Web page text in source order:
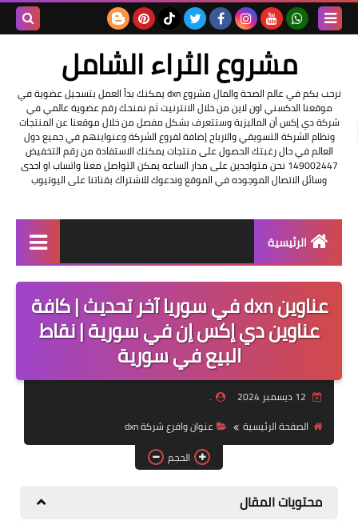
مشروع الثراء الشامل
نرحب بكم في عالم الصحة والمال مشروع dxn يمكنك بدأ العمل بتسجيل عضوية في
موقعنا الدكسني اون لاين من خلال الانترنيت ثم نمنحك رقم عضوية عالمي في
شركة دي إكس أن الماليزية وستتعرف بشكل مفصل من خلال موقعنا عن المنتجات
ونظام الشركة التسويقي والارباح إضافة لفروع الشركة وعنواينهم في جميع دول
العالم في حال رغبتك الحصول على منتجات يمكنك الاستفادة من رقم التخفيض
149002447 نحن متواجدين على مدار الساعه يمكن التواصل معنا واتساب او احدى
وسائل الاتصال الموجوده في الموقع وندعوك للاشتراك بقناتنا على اليوتيوب
الرئيسية
التسجيل في الشركه
عناوين شركة dxn
فرصة عمل
منتجات
تجارب شفاء
عناوين dxn في سوريا آخر تحديث | كافة
عناوين دي إكس إن في سورية | نقاط
البيع في سورية
.
الصفحة الرئيسية
عنوان وافرع شركة dxn
الحجم
محتويات المقال